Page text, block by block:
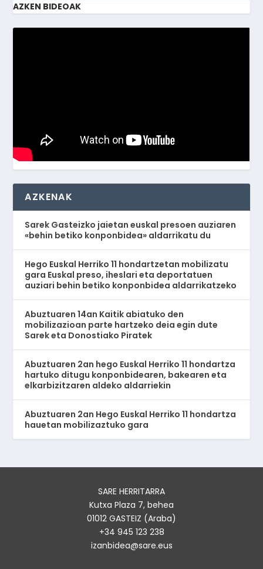
AZKEN BIDEOAK
AZKENAK
Sarek Gasteizko jaietan euskal presoen auziaren
«behin betiko konponbidea» aldarrikatu du
Hego Euskal Herriko 11 hondartzetan mobilizatu
gara Euskal preso, iheslari eta deportatuen
auziari behin betiko konponbidea aldarrikatzeko
Abuztuaren 14an Kaitik abiatuko den
mobilizazioan parte hartzeko deia egin dute
Sarek eta Donostiako Piratek
Abuztuaren 2an hego Euskal Herriko 11 hondartza
hartuko ditugu konponbidearen, bakearen eta
elkarbizitzaren aldeko aldarriekin
Abuztuaren 2an Hego Euskal Herriko 11 hondartza
hauetan mobilizaztuko gara
SARE HERRITARRA
Kutxa Plaza 7, behea
01012 GASTEIZ (Araba)
+34 945 123 238
izanbidea@sare.eus